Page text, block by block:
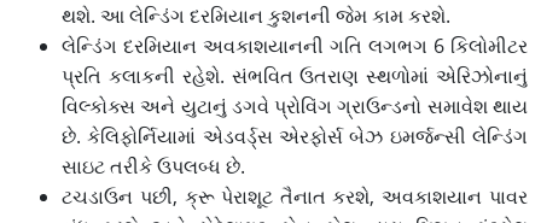
થશે. આ લેન્ડિંગ દરમિયાન કુશનની જેમ કામ કરશે.
લેન્ડિંગ દરમિયાન અવકાશયાનની ગતિ લગભગ 6 કિલોમીટર
પ્રતિ કલાકની રહેશે. સંભવિત ઉતરાણ સ્થળોમાં એરિઝોનાનું
વિલ્કોક્સ અને યુટાનું ડગવે પ્રોવિંગ ગ્રાઉન્ડનો સમાવેશ થાય
છે. કેલિફોર્નિયામાં એડવર્ડ્સ એરફોર્સ બેઝ ઇમર્જન્સી લેન્ડિંગ
સાઇટ તરીકે ઉપલબ્ધ છે.
ટચડાઉન પછી, ક્રૂ પેરાશૂટ તૈનાત કરશે, અવકાશયાન પાવર